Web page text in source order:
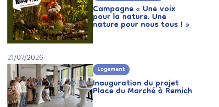
Campagne « Une voix
pour la nature. Une
nature pour nous tous ! »
21/07/2026
Logement
Inauguration du projet
Place du Marché à Remich